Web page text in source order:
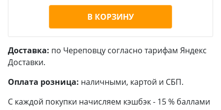
В КОРЗИНУ
Доставка: по Череповцу согласно тарифам Яндекс
Доставки.
Оплата розница: наличными, картой и СБП.
С каждой покупки начисляем кэшбэк - 15 % баллами